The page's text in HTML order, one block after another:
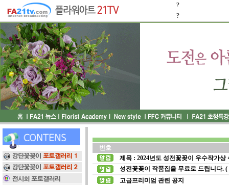
?
?
번호
제목 : 2024년도 성전꽃꽂이 우수작가상
성전꽃꽂이 작품집을 무료로 드립니다.
고급프리미엄 관련 공지